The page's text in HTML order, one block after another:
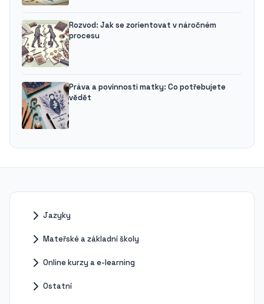
Rozvod: Jak se zorientovat v náročném
procesu
Práva a povinnosti matky: Co potřebujete
vědět
Jazyky
Mateřské a základní školy
Online kurzy a e-learning
Ostatní